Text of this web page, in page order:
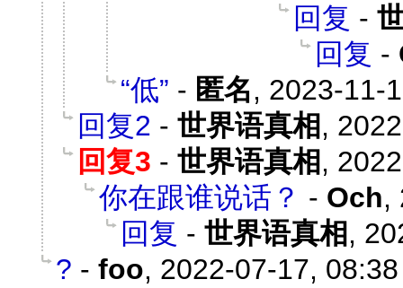
回复 -
回复 -
“低” - 匿名, 2023-11-
回复2 - 世界语真相 ,
回复3 - 世界语真相 ,
你在跟谁说话？ - Och,
回复 - 世界语真相 ,
? - foo, 2022-07-17, 08:38